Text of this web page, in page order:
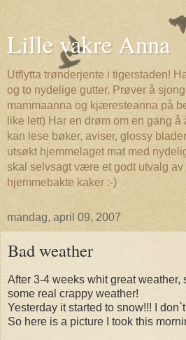
Lille vakre Anna
Utflytta trønderjente i tigerstaden!
og to nydelige gutter. Prøver å
mammaanna og kjæresteanna på
like lett) Har en drøm om en gang
kan lese bøker, aviser, glossy
utsøkt hjemmelaget mat med
skal selvsagt være et godt utvalg av
hjemmebakte kaker :-)
mandag, april 09, 2007
Bad weather
After 3-4 weeks whit great weather,
some real crappy weather!
Yesterday it started to snow!!! I
So here is a picture I took this